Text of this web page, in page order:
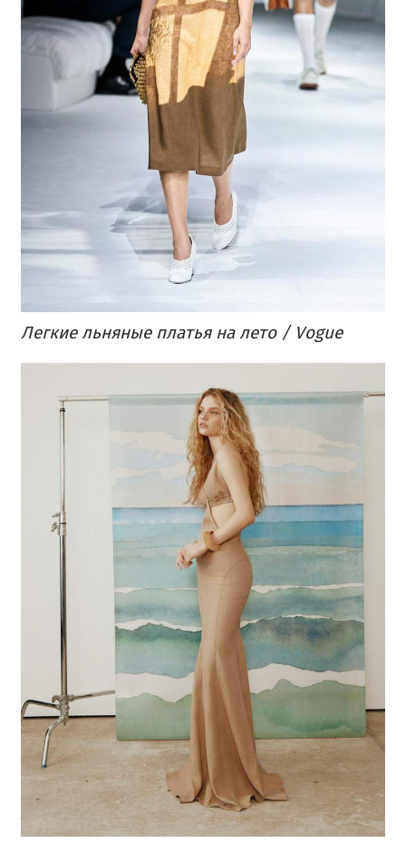
Легкие льняные платья на лето / Vogue